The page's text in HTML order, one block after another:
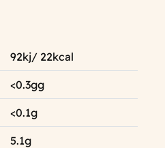
92kj/ 22kcal
<0.3gg
<0.1g
5.1g